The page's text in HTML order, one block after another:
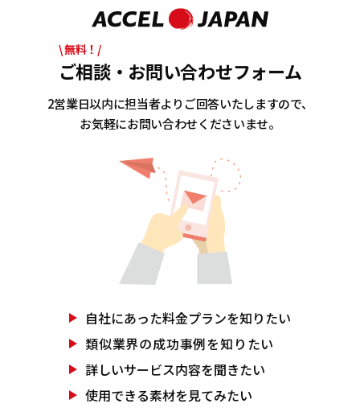
\ 無料！/
ご相談・お問い合わせフォーム
2営業日以内に担当者よりご回答いたしますので、
お気軽にお問い合わせくださいませ。
自社にあった料金プランを知りたい
類似業界の成功事例を知りたい
詳しいサービス内容を聞きたい
使用できる素材を見てみたい